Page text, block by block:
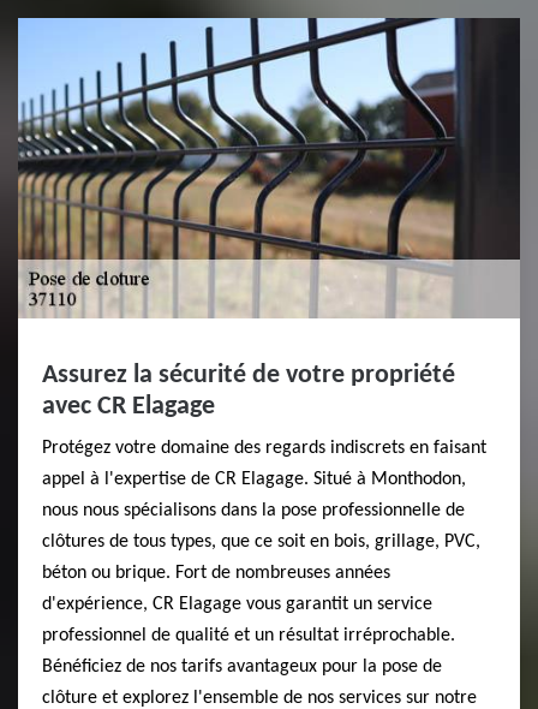
Assurez la sécurité de votre propriété
avec CR Elagage
Protégez votre domaine des regards indiscrets en faisant
appel à l'expertise de CR Elagage. Situé à Monthodon,
nous nous spécialisons dans la pose professionnelle de
clôtures de tous types, que ce soit en bois, grillage, PVC,
béton ou brique. Fort de nombreuses années
d'expérience, CR Elagage vous garantit un service
professionnel de qualité et un résultat irréprochable.
Bénéficiez de nos tarifs avantageux pour la pose de
clôture et explorez l'ensemble de nos services sur notre